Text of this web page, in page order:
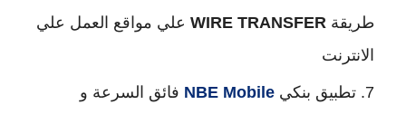
طريقة WIRE TRANSFER علي مواقع العمل علي
الانترنت
تطبيق بنكي NBE Mobile فائق السرعة و